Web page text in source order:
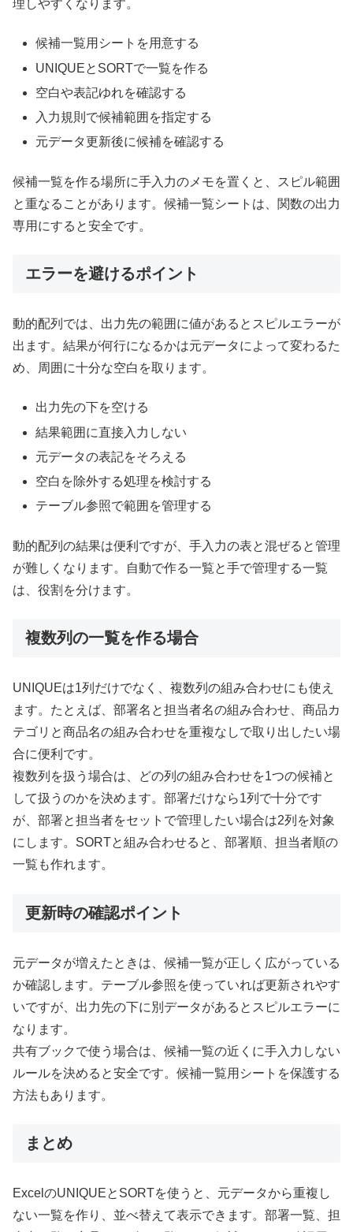
理しやすくなります。
候補一覧用シートを用意する
UNIQUEとSORTで一覧を作る
空白や表記ゆれを確認する
入力規則で候補範囲を指定する
元データ更新後に候補を確認する
候補一覧を作る場所に手入力のメモを置くと、スピル範囲
と重なることがあります。候補一覧シートは、関数の出力
専用にすると安全です。
エラーを避けるポイント
動的配列では、出力先の範囲に値があるとスピルエラーが
出ます。結果が何行になるかは元データによって変わるた
め、周囲に十分な空白を取ります。
出力先の下を空ける
結果範囲に直接入力しない
元データの表記をそろえる
空白を除外する処理を検討する
テーブル参照で範囲を管理する
動的配列の結果は便利ですが、手入力の表と混ぜると管理
が難しくなります。自動で作る一覧と手で管理する一覧
は、役割を分けます。
複数列の一覧を作る場合
UNIQUEは1列だけでなく、複数列の組み合わせにも使え
ます。たとえば、部署名と担当者名の組み合わせ、商品カ
テゴリと商品名の組み合わせを重複なしで取り出したい場
合に便利です。
複数列を扱う場合は、どの列の組み合わせを1つの候補と
して扱うのかを決めます。部署だけなら1列で十分です
が、部署と担当者をセットで管理したい場合は2列を対象
にします。SORTと組み合わせると、部署順、担当者順の
一覧も作れます。
更新時の確認ポイント
元データが増えたときは、候補一覧が正しく広がっている
か確認します。テーブル参照を使っていれば更新されやす
いですが、出力先の下に別データがあるとスピルエラーに
なります。
共有ブックで使う場合は、候補一覧の近くに手入力しない
ルールを決めると安全です。候補一覧用シートを保護する
方法もあります。
まとめ
ExcelのUNIQUEとSORTを使うと、元データから重複し
ない一覧を作り、並べ替えて表示できます。部署一覧、担